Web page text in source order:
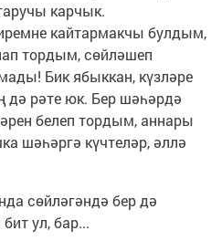
карчык.
кайтармакчы булдым,
тордым, сөйләшеп
Бик ябыккан, күзләре
дә рәте юк. Бер шәһәрдә
белеп тордым, аннары
шәһәргә күчтеләр, әллә
сөйләгәндә бер дә
ул, бар...